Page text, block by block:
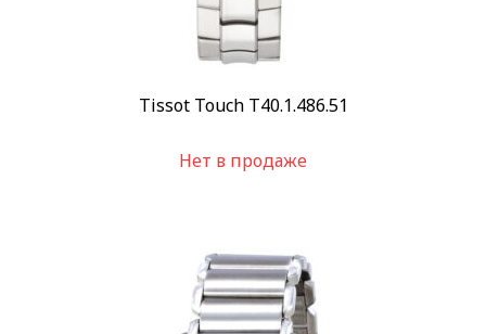
Tissot Touch T40.1.486.51
Нет в продаже